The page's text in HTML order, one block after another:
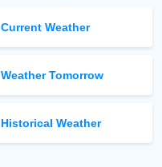
Current Weather
Weather Tomorrow
Historical Weather